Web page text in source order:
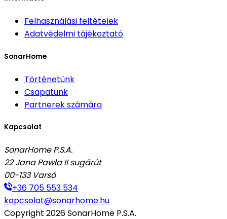
Felhasználási feltételek
Adatvédelmi tájékoztató
SonarHome
Történetünk
Csapatunk
Partnerek számára
Kapcsolat
SonarHome P.S.A.
22 Jana Pawła II sugárút
00-133 Varsó
+36 705 553 534
kapcsolat@sonarhome.hu
Copyright 2026SonarHome P.S.A.